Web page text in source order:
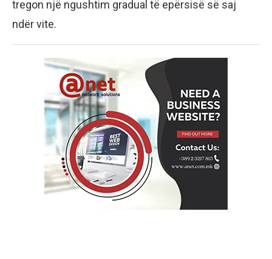
tregon një ngushtim gradual të epërsisë së saj
ndër vite.